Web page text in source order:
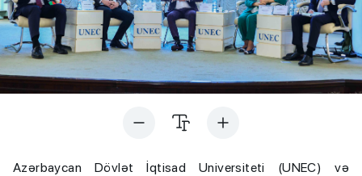
Azərbaycan Dövlət İqtisad Universiteti (UNEC) və